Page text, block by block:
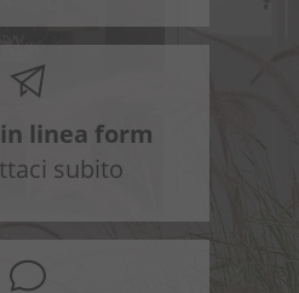
linea form
subito